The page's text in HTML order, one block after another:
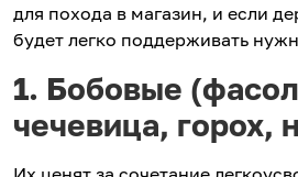
для похода в магазин, и если
будет легко поддерживать
1. Бобовые
чечевица, горох,